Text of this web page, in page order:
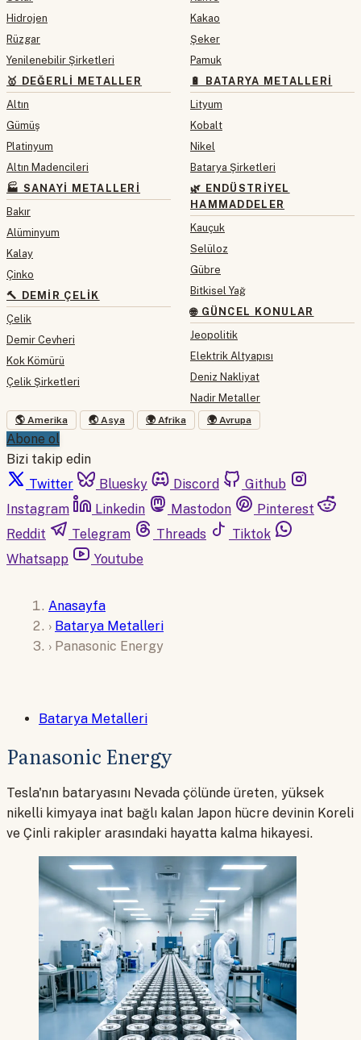
Hidrojen
Rüzgar
Yenilenebilir Şirketleri
🥇 DEĞERLI METALLER
Altın
Gümüş
Platinyum
Altın Madencileri
🏭 SANAYI METALLERI
Bakır
Alüminyum
Kalay
Çinko
🔨 DEMIR ÇELIK
Çelik
Demir Cevheri
Kok Kömürü
Çelik Şirketleri
Kakao
Şeker
Pamuk
🔋 BATARYA METALLERI
Lityum
Kobalt
Nikel
Batarya Şirketleri
🌿 ENDÜSTRIYEL
HAMMADDELER
Kauçuk
Selüloz
Gübre
Bitkisel Yağ
🌐 GÜNCEL KONULAR
Jeopolitik
Elektrik Altyapısı
Deniz Nakliyat
Nadir Metaller
🌎 Amerika 🌏 Asya 🌍 Afrika 🌍 Avrupa
Abone ol
Bizi takip edin
Twitter
Bluesky Discord
Github
Instagram
Linkedin Mastodon
Pinterest
Reddit
Telegram Threads
Tiktok
Whatsapp
Youtube
Anasayfa
› Batarya Metalleri
› Panasonic Energy
Batarya Metalleri
Panasonic Energy
Tesla'nın bataryasını Nevada çölünde üreten, yüksek
nikelli kimyaya inat bağlı kalan Japon hücre devinin Koreli
ve Çinli rakipler arasındaki hayatta kalma hikayesi.